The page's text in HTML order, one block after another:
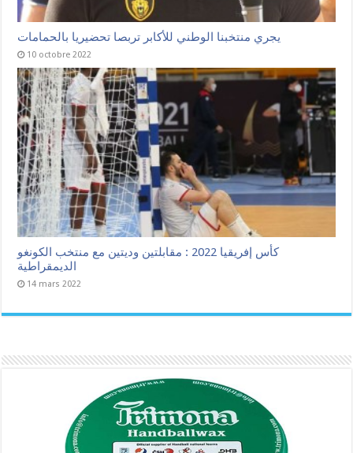
يجري منتخبنا الوطني للأكابر تربصا تحضيريا بالحمامات
10 octobre 2022
كأس إفريقيا 2022 : مقابلتين وديتين مع منتخب الكونغو
الديمقراطية
14 mars 2022